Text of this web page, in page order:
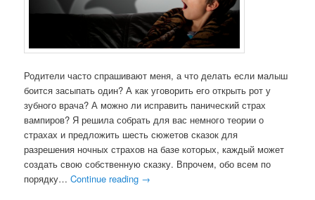
Родители часто спрашивают меня, а что делать если малыш
боится засыпать один? А как уговорить его открыть рот у
зубного врача? А можно ли исправить панический страх
вампиров? Я решила собрать для вас немного теории о
страхах и предложить шесть сюжетов сказок для
разрешения ночных страхов на базе которых, каждый может
создать свою собственную сказку. Впрочем, обо всем по
порядку…Continue reading →